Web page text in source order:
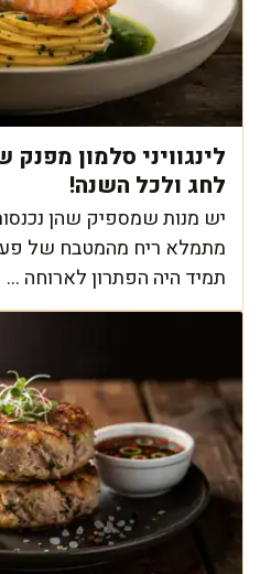
לחג ולכל השנה!
יש מנות שמספיק שהן
מתמלא ריח מהמטבח של פעם.
תמיד היה הפתרון לארוחה ...